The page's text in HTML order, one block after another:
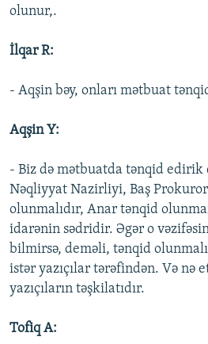
olunur,.
İlqar R:
- Aqşin bəy, onları mətbuat
Aqşin Y:
- Biz də mətbuatda tənqid edirik
Nəqliyyat Nazirliyi, Baş
olunmalıdır, Anar tənqid
idarənin sədridir. Əgər o
bilmirsə, deməli, tənqid
istər yazıçılar tərəfindən. Və nə
yazıçıların təşkilatıdır.
Tofiq A: